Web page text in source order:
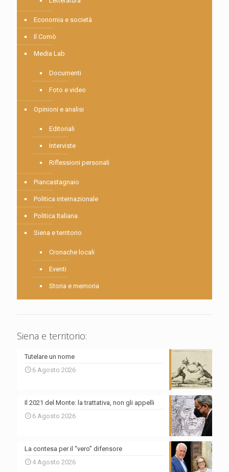
Economia e società
Il Comò
Media Lab
Documenti
Foto e video
Opinioni e analisi
Editoriali
Interviste
Riflessioni personali
Piancastagnaio
Politica internazionale
Politica Italiana
Siena e territorio
Cronache locali
Eventi
Storia e memoria
Siena e territorio:
Tutelare un nome
6 Agosto 2026
Il 2021 del Monte: la trattativa, non gli appelli
6 Agosto 2026
La contesa per il “vero” difensore
4 Agosto 2026